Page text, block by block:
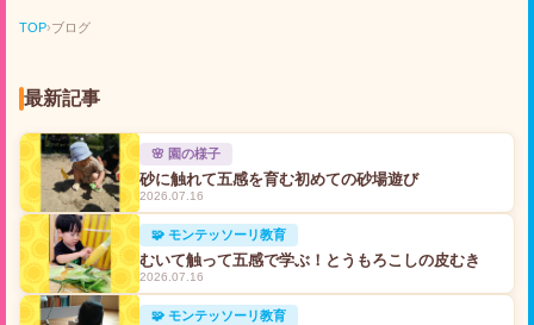
TOP›ブログ
最新記事
🌸 園の様子
砂に触れて五感を育む初めての砂場遊び
2026.07.16
🧩 モンテッソーリ教育
むいて触って五感で学ぶ！とうもろこしの皮むき
2026.07.16
🧩 モンテッソーリ教育